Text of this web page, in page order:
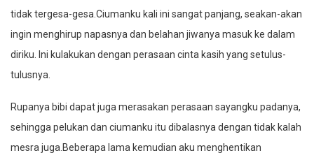
tidak tergesa-gesa.Ciumanku kali ini sangat panjang, seakan-akan
ingin menghirup napasnya dan belahan jiwanya masuk ke dalam
diriku. Ini kulakukan dengan perasaan cinta kasih yang setulus-
tulusnya.
Rupanya bibi dapat juga merasakan perasaan sayangku padanya,
sehingga pelukan dan ciumanku itu dibalasnya dengan tidak kalah
mesra juga.Beberapa lama kemudian aku menghentikan